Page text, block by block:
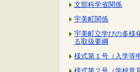
文部科学省関係
宇美町関係
宇美町立学びの多様
る取扱要綱
様式第１号（入学等